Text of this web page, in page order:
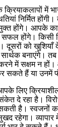
में
निर्मित
होंगे। आपके
होंगे। किसी
दूसरों को खुशियाँ
बनाएंगे।
में सक्षम न हों।
सकते हैं या उनमें
लिए
दे रहा है।
है। स्वजनों का
रहेगा।